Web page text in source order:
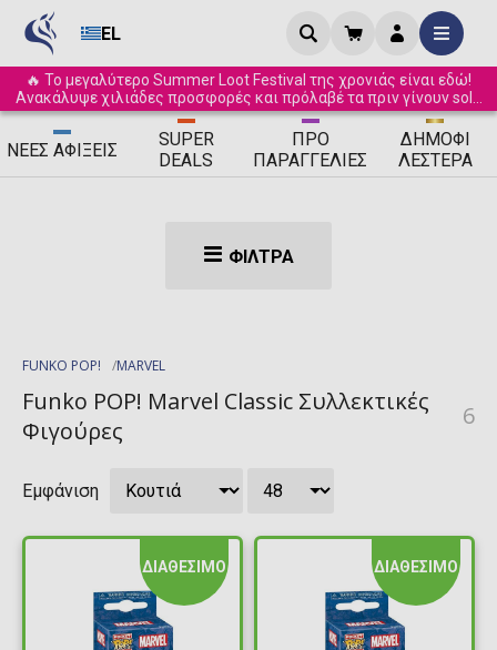
EL
🔥 Το μεγαλύτερο Summer Loot Festival της χρονιάς είναι εδώ!
Ανακάλυψε χιλιάδες προσφορές και πρόλαβέ τα πριν γίνουν sold
out! ☀️
ΝΈΕΣ ΑΦΊΞΕΙΣ
SUPER
DEALS
ΠΡΟ
ΠΑΡΑΓΓΕΛΊΕΣ
ΔΗΜΟΦΙ
ΛΈΣΤΕΡΑ
ΦΊΛΤΡΑ
FUNKO POP! MARVEL
Funko POP! Marvel Classic Συλλεκτικές
Φιγούρες
6
Εμφάνιση
ΔΙΑΘΕΣΙΜΟ ΔΙΑΘΕΣΙΜΟ